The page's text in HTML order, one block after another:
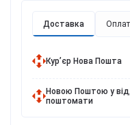
Доставка
Курʼєр Нова Пошта
Новою Поштою у
поштомати